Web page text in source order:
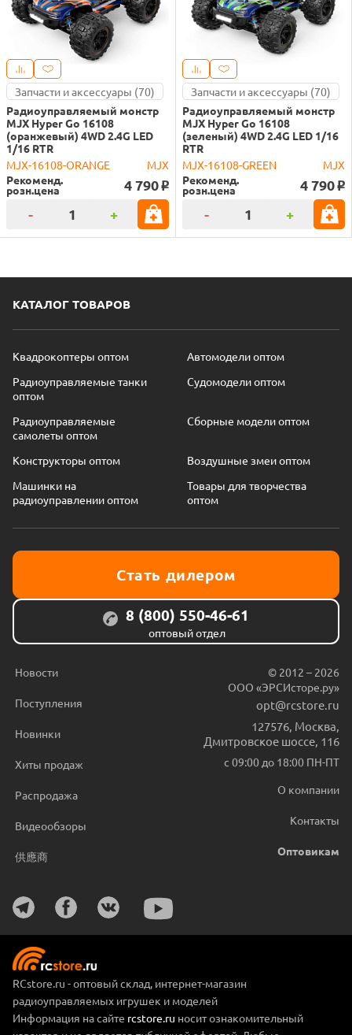
Запчасти и аксессуары (70)
Радиоуправляемый монстр
MJX Hyper Go 16108
(оранжевый) 4WD 2.4G LED
1/16 RTR
MJX-16108-ORANGE
MJX
Рекоменд.
розн.цена 4 790 o
- +
Запчасти и аксессуары (70)
Радиоуправляемый монстр
MJX Hyper Go 16108
(зеленый) 4WD 2.4G LED 1/16
RTR
MJX-16108-GREEN
MJX
Рекоменд.
розн.цена 4 790 o
- +
КАТАЛОГ ТОВАРОВ
Квадрокоптеры оптом
Автомодели оптом
Радиоуправляемые танки
оптом
Судомодели оптом
Радиоуправляемые
самолеты оптом
Сборные модели оптом
Конструкторы оптом
Воздушные змеи оптом
Машинки на
радиоуправлении оптом
Товары для творчества
оптом
Стать дилером
8 (800) 550-46-61
оптовый отдел
Новости
Поступления
Новинки
Хиты продаж
Распродажа
Видеообзоры
供應商
© 2012 – 2026
ООО «ЭРСИсторе.ру»
opt@rcstore.ru
127576 Москва
Дмитровское шоссе, 116
с 09:00 до 18:00 ПН-ПТ
О компании
Контакты
Оптовикам
RCstore.ru - оптовый склад, интернет-магазин
радиоуправляемых игрушек и моделей
Информация на сайте rcstore.ru носит ознакомительный